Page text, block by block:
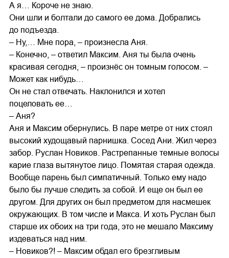
А я… Короче не знаю.
Они шли и болтали до самого ее дома. Добрались
до подъезда.
– Ну,… Мне пора, – произнесла Аня.
– Конечно, – ответил Максим. Аня ты была очень
красивая сегодня, – произнёс он томным голосом. –
Может как нибудь…
Он не стал отвечать. Наклонился и хотел
поцеловать ее…
– Аня?
Аня и Максим обернулись. В паре метре от них стоял
высокий худощавый парнишка. Сосед Ани. Жил через
забор. Руслан Новиков. Растрепанные темные волосы
карие глаза вытянутое лицо. Помятая старая одежда.
Вообще парень был симпатичный. Только ему надо
было бы лучше следить за собой. И еще он был ее
другом. Для других он был предметом для насмешек
окружающих. В том числе и Макса. И хоть Руслан был
старше их обоих на три года, это не мешало Максиму
издеваться над ним.
– Новиков?! – Максим обдал его брезгливым